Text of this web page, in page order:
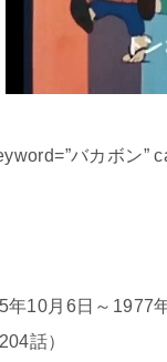
バカボン”
年10月6日～1977
話）